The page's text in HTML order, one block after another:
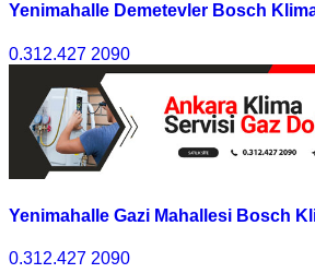
Yenimahalle Demetevler Bosch
0.312.427 2090
Yenimahalle Gazi Mahallesi Bosch
0.312.427 2090